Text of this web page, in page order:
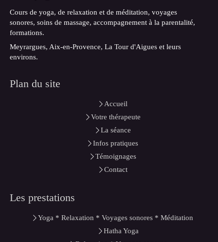
Cours de yoga, de relaxation et de méditation, voyages
sonores, soins de massage, accompagnement à la parentalité,
formations.
Meyrargues, Aix-en-Provence, La Tour d'Aigues et leurs
environs.
Plan du site
Accueil
Votre thérapeute
La séance
Infos pratiques
Témoignages
Contact
Les prestations
Yoga * Relaxation * Voyages sonores * Méditation
Hatha Yoga